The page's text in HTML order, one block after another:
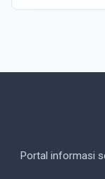
Portal informasi